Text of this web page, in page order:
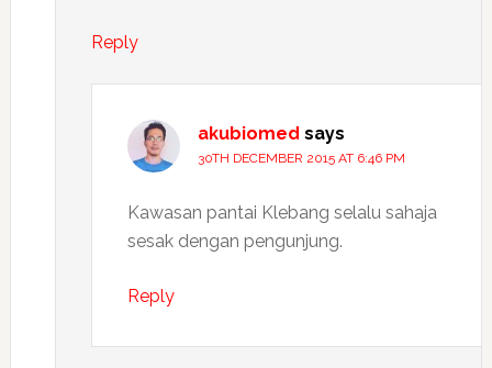
Reply
akubiomed says
30TH DECEMBER 2015 AT 6:46 PM
Kawasan pantai Klebang selalu sahaja
sesak dengan pengunjung.
Reply